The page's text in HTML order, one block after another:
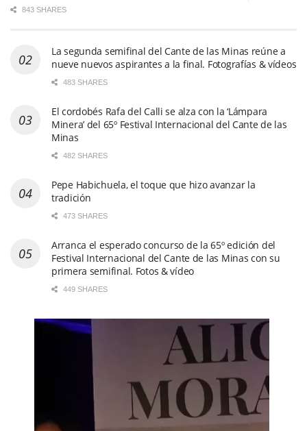
843 SHARES
La segunda semifinal del Cante de las Minas reúne a
nueve nuevos aspirantes a la final. Fotografías & vídeos
483 SHARES
El cordobés Rafa del Calli se alza con la ‘Lámpara
Minera’ del 65º Festival Internacional del Cante de las
Minas
482 SHARES
Pepe Habichuela, el toque que hizo avanzar la
tradición
473 SHARES
Arranca el esperado concurso de la 65º edición del
Festival Internacional del Cante de las Minas con su
primera semifinal. Fotos & vídeo
449 SHARES